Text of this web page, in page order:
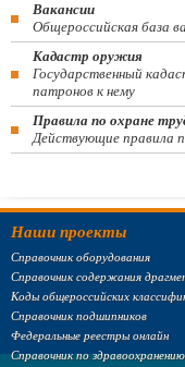
Вакансии
Общероссийская база
Кадастр оружия
Государственный
патронов к нему
Правила по охране
Действующие правила
Наши проекты
Справочник оборудования
Справочник содержания
Коды общероссийских
Справочник подшипников
Федеральные реестры онлайн
Справочник по